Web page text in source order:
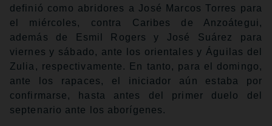
definió como abridores a José Marcos Torres para
el miércoles, contra Caribes de Anzoátegui,
además de Esmil Rogers y José Suárez para
viernes y sábado, ante los orientales y Águilas del
Zulia, respectivamente. En tanto, para el domingo,
ante los rapaces, el iniciador aún estaba por
confirmarse, hasta antes del primer duelo del
septenario ante los aborígenes.